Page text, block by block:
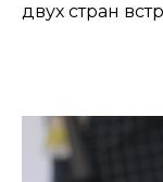
двух стран